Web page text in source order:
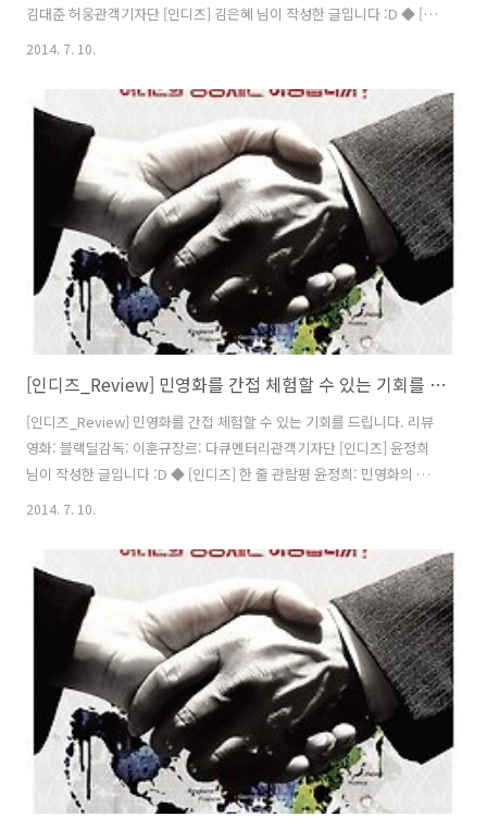
김대준 허웅관객기자단 [인디즈] 김은혜 님이 작성한 글입니다 :D ◆ [인
디즈] 한 줄 관람평 윤정희: 다른 듯 같은 두 편의 이야기. 풋풋하고 설레
것 없이 평범하거나 또는 풋풋한 사랑을 꿈꾸는 게이들의 하룻밤을 담은
영화 이윤상: 잠들지 않는 도시를 배회하는 젊은 그들의 이야기. 얼굴을
찌푸리고 힘껏 울어버리는 순수가 어찌나 온전하던지!전유진: 울렁거리
고,서툴고,풋풋한, 사랑은 누구에게나 똑같다 영화에서는 단 ‘하룻밤’을
소재로 다양하면서도 매력적인 이야기들을 만들어내고 있다. 지난 7..
2014. 7. 10.
[인디즈_Review] 민영화를 간접 체험할 수 있는 기회를 드립니다. <블랙딜> 리뷰
[인디즈_Review] 민영화를 간접 체험할 수 있는 기회를 드립니다. 리뷰
영화: 블랙딜감독: 이훈규장르: 다큐멘터리관객기자단 [인디즈] 윤정희
님이 작성한 글입니다 :D ◆ [인디즈] 한 줄 관람평 윤정희: 민영화의 공
해주는 영화이윤상: '효율'과 '경쟁논리'뒤에 숨어있는 실체를 파헤친다.
우리는 어디까지 처참해질 수 있는가.전유진: 모두가 알아야 할 민영화의
진실, 무섭고도 성실한 다큐멘터리 공공재의 민영화 어디까지 알고 있는
가? 우리나라뿐만 아니라 세계 이곳저곳은 민영화로 인해 골머리를 앓고
있다. 1980년대 국가재정적자를 이유로 시작된 영국의 대대적 민영화
2014. 7. 10.